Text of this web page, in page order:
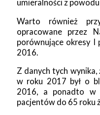
umieralności z
Warto również
opracowane przez
porównujące okresy I
2016.
Z danych tych wynika,
w roku 2017 był o
2016, a ponadto
pacjentów do 65 roku